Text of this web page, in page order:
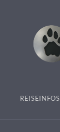
REISEINFOS